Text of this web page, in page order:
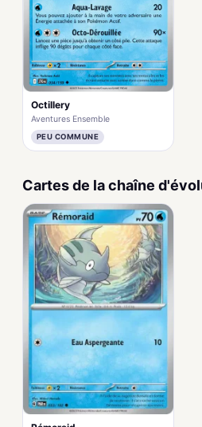
Octillery
Aventures Ensemble
PEU COMMUNE
Cartes de la chaîne